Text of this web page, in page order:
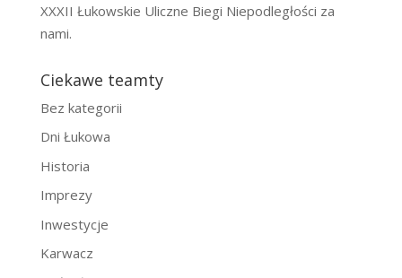
XXXII Łukowskie Uliczne Biegi Niepodległości za
nami.
Ciekawe teamty
Bez kategorii
Dni Łukowa
Historia
Imprezy
Inwestycje
Karwacz